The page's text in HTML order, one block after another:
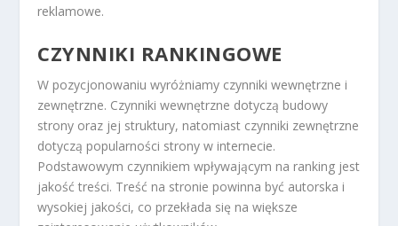
reklamowe.
CZYNNIKI RANKINGOWE
W pozycjonowaniu wyróżniamy czynniki wewnętrzne i
zewnętrzne. Czynniki wewnętrzne dotyczą budowy
strony oraz jej struktury, natomiast czynniki zewnętrzne
dotyczą popularności strony w internecie.
Podstawowym czynnikiem wpływającym na ranking jest
jakość treści. Treść na stronie powinna być autorska i
wysokiej jakości, co przekłada się na większe